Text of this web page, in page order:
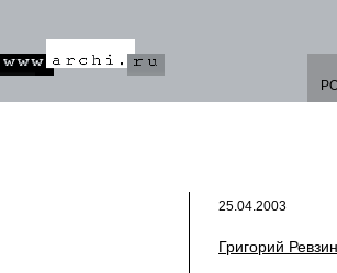
25.04.2003
Григорий Ревзин